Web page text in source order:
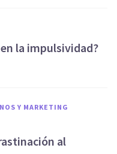
la impulsividad?
Y MARKETING
al